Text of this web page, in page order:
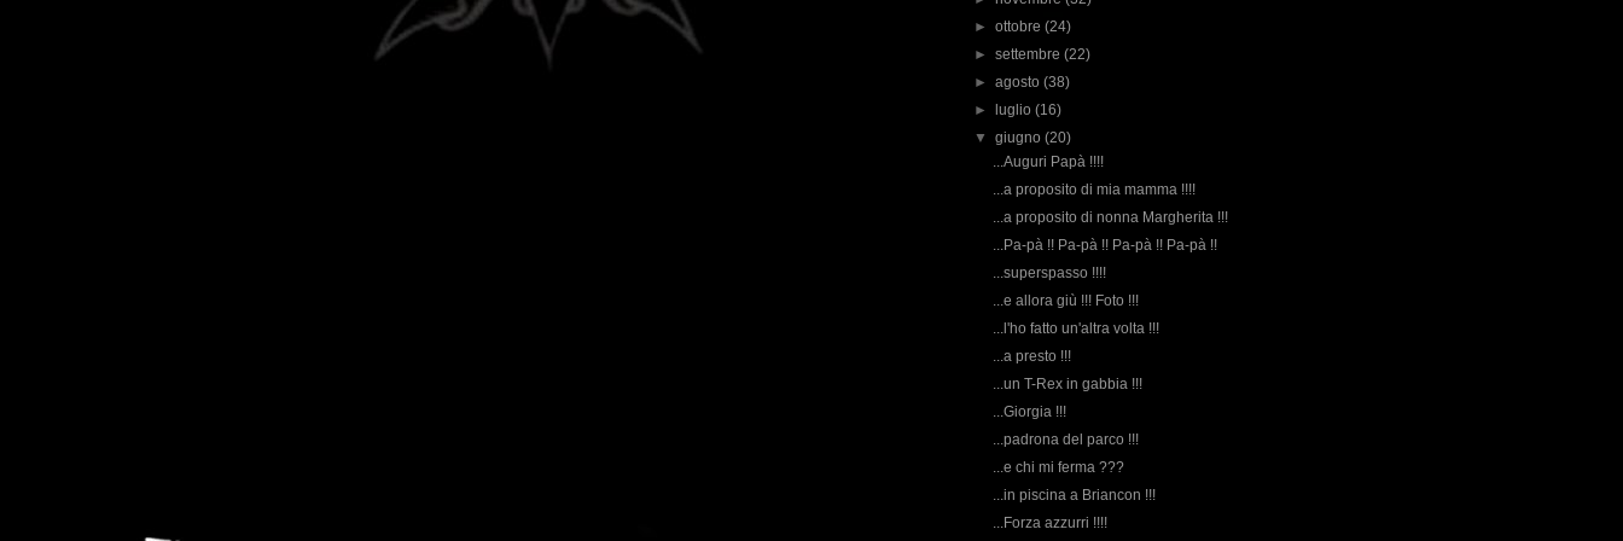
►ottobre(24)
►settembre(22)
►agosto(38)
►
luglio(16)
▼giugno(20)
...Auguri Papà !!!!
...a proposito di mia mamma !!!!
...a proposito di nonna Margherita !!!
...Pa-pà !! Pa-pà !! Pa-pà !! Pa-pà !!
...superspasso !!!!
...e allora giù !!! Foto !!!
...l'ho fatto un'altra volta !!!
...a presto !!!
...un T-Rex in gabbia !!!
...Giorgia !!!
...padrona del parco !!!
...e chi mi ferma ???
...in piscina a Briancon !!!
...Forza azzurri !!!!